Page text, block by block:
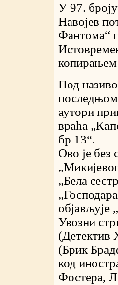
У 97.
Навојев
Фантома“
Под
последњом
аутори
враћа
бр 13“.
Ово је без
„Бела
објављује
Увозни
(Детектив
(Брик
код
Фостера,